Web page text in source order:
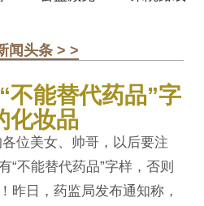
闻头条> >
不能替代药品”字
化妆品
美女、帅哥，以后要注
“不能替代药品”字样，否则
昨日，药监局发布通知称，